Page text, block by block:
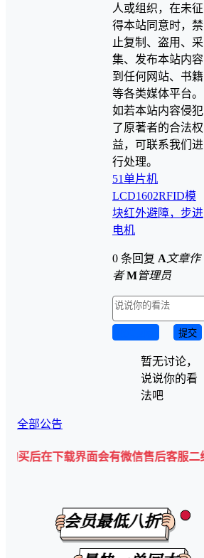
人或组织，在未征
得本站同意时，禁
止复制、盗用、采
集、发布本站内容
到任何网站、书籍
等各类媒体平台。
如若本站内容侵犯
了原著者的合法权
益，可联系我们进
行处理。
51单片机
LCD1602RFID模
块红外避障，步进
电机
0 条回复 A 文章作
者 M管理员
提交
暂无讨论，
说说你的看
法吧
全部公告
载界面会有微信售后客服二维码💡